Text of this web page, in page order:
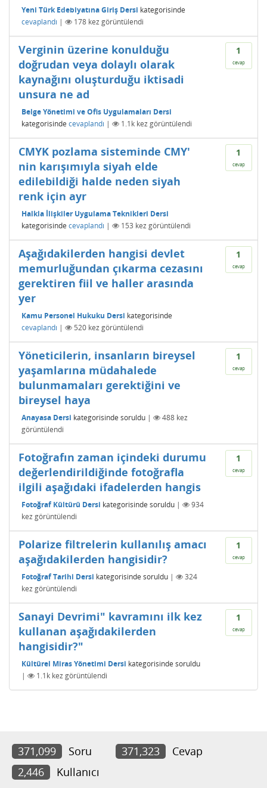
Yeni Türk Edebiyatına Giriş Dersi kategorisinde
cevaplandı | 178 kez görüntülendi
1
cevap
Verginin üzerine konulduğu
doğrudan veya dolaylı olarak
kaynağını oluşturduğu iktisadi
unsura ne ad
Belge Yönetimi ve Ofis Uygulamaları Dersi
kategorisinde cevaplandı | 1.1k kez görüntülendi
1
cevap
CMYK pozlama sisteminde CMY'
nin karışımıyla siyah elde
edilebildiği halde neden siyah
renk için ayr
Halkla İlişkiler Uygulama Teknikleri Dersi
kategorisinde cevaplandı | 153 kez görüntülendi
1
cevap
Aşağıdakilerden hangisi devlet
memurluğundan çıkarma cezasını
gerektiren fiil ve haller arasında
yer
Kamu Personel Hukuku Dersi kategorisinde
cevaplandı | 520 kez görüntülendi
1
cevap
Yöneticilerin, insanların bireysel
yaşamlarına müdahalede
bulunmamaları gerektiğini ve
bireysel haya
Anayasa Dersi kategorisinde soruldu | 488 kez
görüntülendi
1
cevap
Fotoğrafın zaman içindeki durumu
değerlendirildiğinde fotoğrafla
ilgili aşağıdaki ifadelerden hangis
Fotoğraf Kültürü Dersi kategorisinde soruldu |
934
kez görüntülendi
1
cevap
Polarize filtrelerin kullanılış amacı
aşağıdakilerden hangisidir?
Fotoğraf Tarihi Dersi kategorisinde soruldu |
324
kez görüntülendi
1
cevap
Sanayi Devrimi" kavramını ilk kez
kullanan aşağıdakilerden
hangisidir?"
Kültürel Miras Yönetimi Dersi kategorisinde soruldu
|
1.1k kez görüntülendi
371,099 Soru 371,323
Cevap
2,446
Kullanıcı